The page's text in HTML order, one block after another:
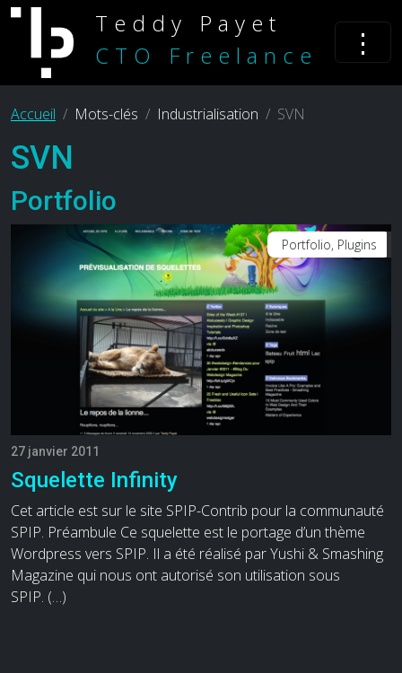
Teddy Payet
CTO Freelance
⋮
Accueil Mots-clés Industrialisation SVN
SVN
Portfolio
Portfolio, Plugins
27 janvier 2011
Squelette Infinity
Cet article est sur le site SPIP-Contrib pour la communauté
SPIP. Préambule Ce squelette est le portage d’un thème
Wordpress vers SPIP. Il a été réalisé par Yushi & Smashing
Magazine qui nous ont autorisé son utilisation sous
SPIP. (…)